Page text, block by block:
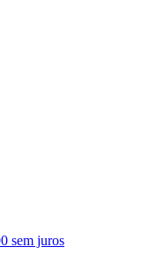
sem juros